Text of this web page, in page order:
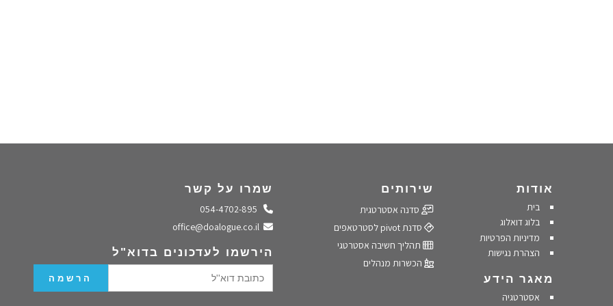
אודות
בית
בלוג דואלוג
מדיניות הפרטיות
הצהרת נגישות
מאגר הידע
אסטרטגיה
שירותים
סדנה אסטרטגית
סדנת pivot לסטרטאפים
תהליך חשיבה אסטרטגי
הכשרות מנהלים
שמרו על קשר
התקשרו אלינו
שלחו מייל
הירשמו לעדכונים בדוא"ל